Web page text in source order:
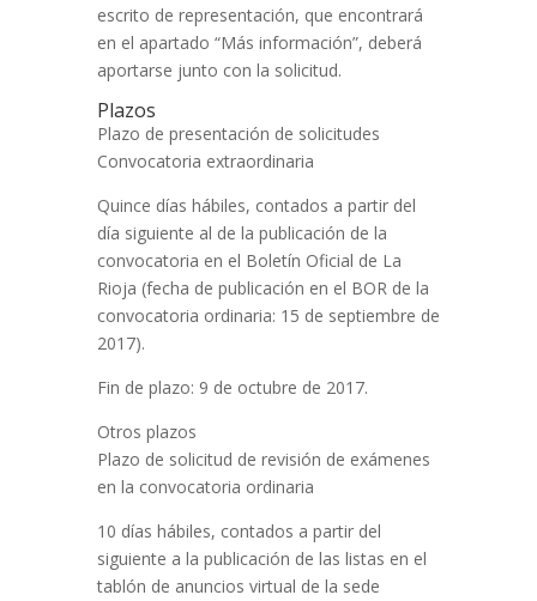
escrito de representación, que encontrará
en el apartado “Más información”, deberá
aportarse junto con la solicitud.
Plazos
Plazo de presentación de solicitudes
Convocatoria extraordinaria
Quince días hábiles, contados a partir del
día siguiente al de la publicación de la
convocatoria en el Boletín Oficial de La
Rioja (fecha de publicación en el BOR de la
convocatoria ordinaria: 15 de septiembre de
2017).
Fin de plazo: 9 de octubre de 2017.
Otros plazos
Plazo de solicitud de revisión de exámenes
en la convocatoria ordinaria
10 días hábiles, contados a partir del
siguiente a la publicación de las listas en el
tablón de anuncios virtual de la sede